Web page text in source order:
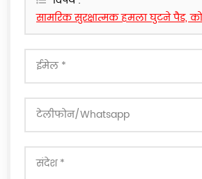
सामरिक सुरक्षात्मक हमला घुटने पैड,